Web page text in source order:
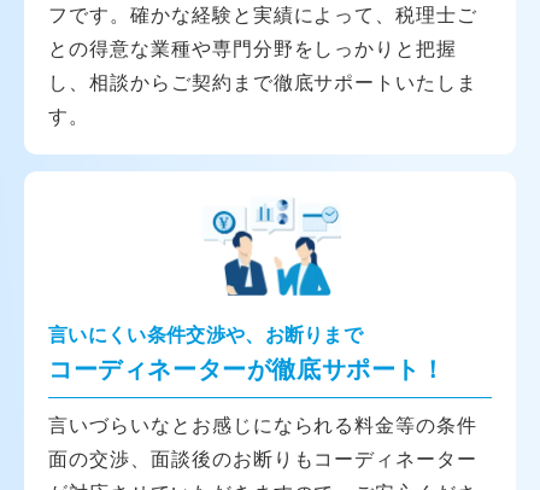
フです。確かな経験と実績によって、税理士ご
との得意な業種や専門分野をしっかりと把握
し、相談からご契約まで徹底サポートいたしま
す。
言いにくい条件交渉や、お断りまで
コーディネーターが徹底サポート！
言いづらいなとお感じになられる料金等の条件
面の交渉、面談後のお断りもコーディネーター